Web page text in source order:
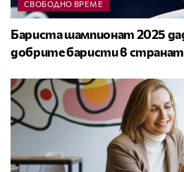
СВОБОДНО ВРЕМЕ
Бариста шампионат 2025
добрите баристи в